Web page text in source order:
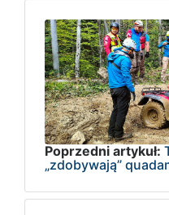
Poprzedni artykuł:
„zdobywają”